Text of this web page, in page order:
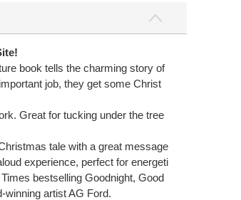
!
book tells the charming story of
job, they get some Christ
Great for tucking under the tree
tale with a great message
experience, perfect for energeti
bestselling Goodnight, Good
winning artist AG Ford.